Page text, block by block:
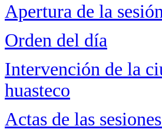
Apertura de la sesión
Orden del día
Intervención de la
huasteco
Actas de las